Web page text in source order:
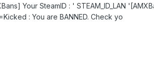
Your SteamID : ' STEAM_ID_LAN
: You are BANNED. Check yo